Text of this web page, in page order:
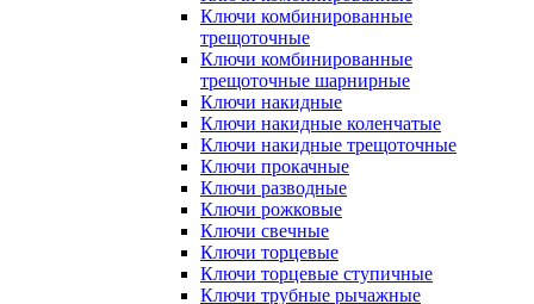
Ключи комбинированные
трещоточные
Ключи комбинированные
трещоточные шарнирные
Ключи накидные
Ключи накидные коленчатые
Ключи накидные трещоточные
Ключи прокачные
Ключи разводные
Ключи рожковые
Ключи свечные
Ключи торцевые
Ключи торцевые ступичные
Ключи трубные рычажные